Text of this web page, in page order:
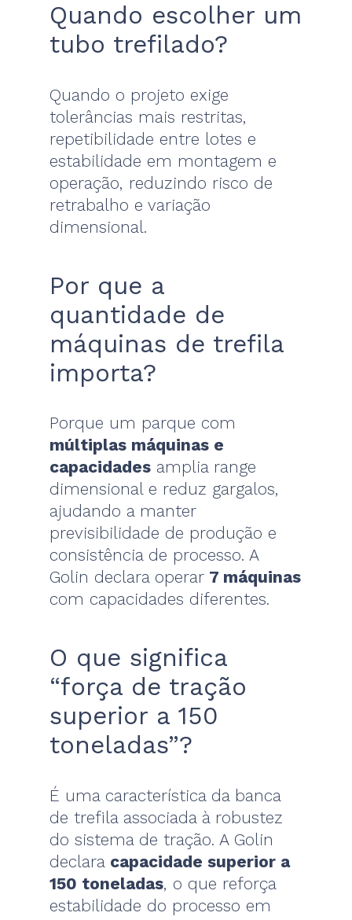
Quando escolher um
tubo trefilado?
Quando o projeto exige
tolerâncias mais restritas,
repetibilidade entre lotes e
estabilidade em montagem e
operação, reduzindo risco de
retrabalho e variação
dimensional.
Por que a
quantidade de
máquinas de trefila
importa?
Porque um parque com
múltiplas máquinas e
capacidades amplia range
dimensional e reduz gargalos,
ajudando a manter
previsibilidade de produção e
consistência de processo. A
Golin declara operar 7 máquinas
com capacidades diferentes.
O que significa
“força de tração
superior a 150
toneladas”?
É uma característica da banca
de trefila associada à robustez
do sistema de tração. A Golin
declara capacidade superior a
150 toneladas, o que reforça
estabilidade do processo em